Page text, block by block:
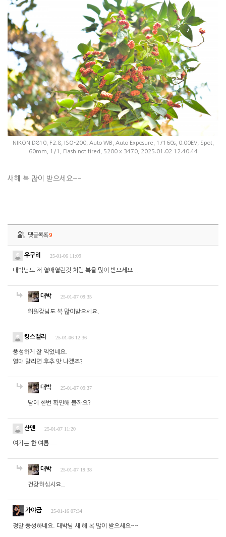
NIKON D810, F2.8, ISO-200, Auto WB, Auto Exposure, 1/160s, 0.00EV, Spot,
60mm, 1/1, Flash not fired, 5200 x 3470, 2025:01:02 12:40:44
새해 복 많이 받으세요~~
댓글목록9
우구리 25-01-06 11:09
대박님도 저 열매열린것 처럼 복을 많이 받으세요...
대박 25-01-07 09:35
위원장님도 복 많이받으세요.
킹스밸리 25-01-06 12:36
풍성하게 잘 익었네요.
열매 말리면 후추 맛 나겠죠?
대박 25-01-07 09:37
담에 한번 확인해 볼까요?
산맨 25-01-07 11:20
여기는 한 여름....
대박 25-01-07 19:38
건강하십시요..
가야금 25-01-16 07:34
정말 풍성하네요. 대박님 새 해 복 많이 받으세요~~